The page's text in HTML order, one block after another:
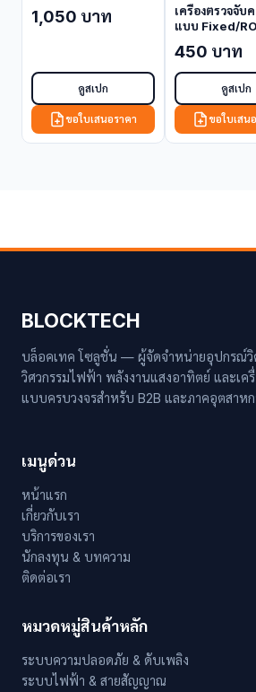
(Smoke Detector)
1,050 บาท
ดูสเปก
ขอใบเสนอราคา
เครื่องตรวจจับ
แบบ Fixed/
Detector)
450 บาท
ดูสเปก
ขอใบเสน
BLOCKTECH
บล็อคเทค โซลูชั่น — ผู้จัดจำหน่ายอุปกรณ์วิ
วิศวกรรมไฟฟ้า พลังงานแสงอาทิตย์ และเค
แบบครบวงจรสำหรับ B2B และภาคอุตสาหก
เมนูด่วน
หน้าแรก
เกี่ยวกับเรา
บริการของเรา
นักลงทุน & บทความ
ติดต่อเรา
หมวดหมู่สินค้าหลัก
ระบบความปลอดภัย & ดับเพลิง
ระบบไฟฟ้า & สายสัญญาณ